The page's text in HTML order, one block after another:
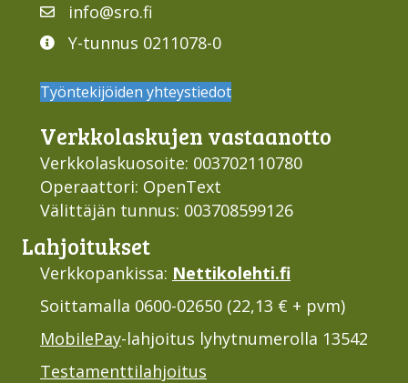
info@sro.fi
Y-tunnus 0211078-0
Työntekijöiden yhteystiedot
Verkko­laskujen vastaan­otto
Verkkolaskuosoite: 003702110780
Operaattori: OpenText
Välittäjän tunnus: 003708599126
Lahjoi­tukset
Verkkopankissa: Nettikolehti.fi
Soittamalla 0600-02650 (22,13 € + pvm)
MobilePay-lahjoitus lyhytnumerolla 13542
Testamenttilahjoitus